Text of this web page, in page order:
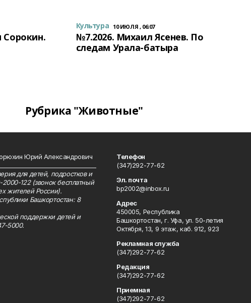
Сорокин.
Культура 10 ИЮЛЯ , 06:07
№7.2026. Михаил Ясенев. По
следам Урала-батыра
Рубрика "Животные"
Юрий Александрович
для детей, подростков и
122 (звонок бесплатный
жителей России).
Башкортостан: 8
поддержки детей и
5000.
Телефон
(347)292-77-62
Эл. почта
bp2002@inbox.ru
Адрес
450005, Республика
Башкортостан, г. Уфа, ул. 50-летия
Октября, 13, 9 этаж, каб. 912, 923
Рекламная служба
(347)292-77-62
Редакция
(347)292-77-62
Приемная
(347)292-77-62